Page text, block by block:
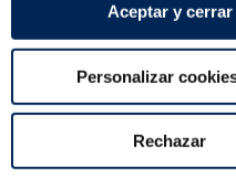
Aceptar y cerrar
Personalizar
Rechazar